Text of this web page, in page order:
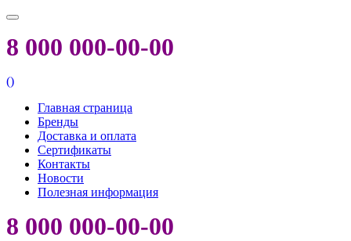
8 000 000-00-00
()
Главная страница
Бренды
Доставка и оплата
Сертификаты
Контакты
Новости
Полезная информация
8 000 000-00-00